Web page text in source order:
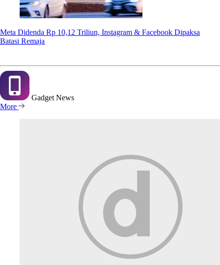
Meta Didenda Rp 10,12 Triliun, Instagram & Facebook Dipaksa
Batasi Remaja
Gadget News
More